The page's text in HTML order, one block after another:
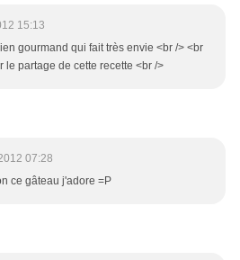
15:13
gourmand qui fait très envie <br /> <br
le partage de cette recette <br />
07:28
ce gâteau j'adore =P